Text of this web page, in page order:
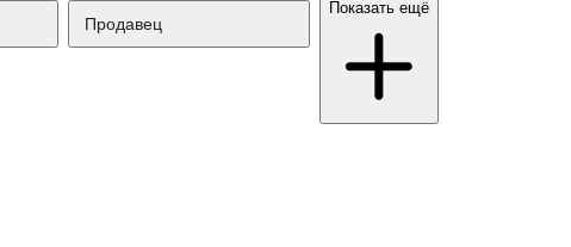
Продавец
Показать ещё